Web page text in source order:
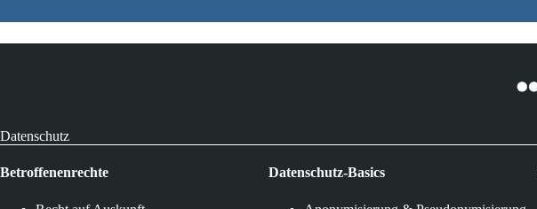
Datenschutz
Betroffenenrechte Datenschutz-Basics